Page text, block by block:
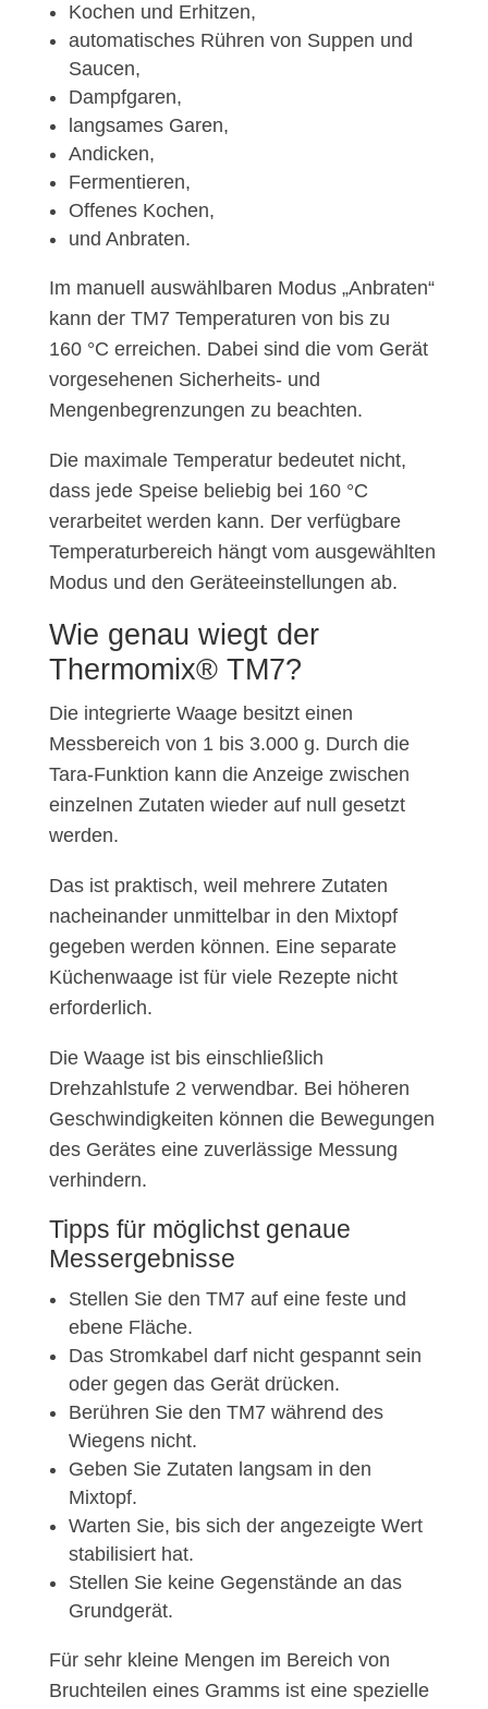
Kochen und Erhitzen,
automatisches Rühren von Suppen und
Saucen,
Dampfgaren,
langsames Garen,
Andicken,
Fermentieren,
Offenes Kochen,
und Anbraten.
Im manuell auswählbaren Modus „Anbraten“
kann der TM7 Temperaturen von bis zu
160 °C erreichen. Dabei sind die vom Gerät
vorgesehenen Sicherheits- und
Mengenbegrenzungen zu beachten.
Die maximale Temperatur bedeutet nicht,
dass jede Speise beliebig bei 160 °C
verarbeitet werden kann. Der verfügbare
Temperaturbereich hängt vom ausgewählten
Modus und den Geräteeinstellungen ab.
Wie genau wiegt der
Thermomix® TM7?
Die integrierte Waage besitzt einen
Messbereich von 1 bis 3.000 g. Durch die
Tara-Funktion kann die Anzeige zwischen
einzelnen Zutaten wieder auf null gesetzt
werden.
Das ist praktisch, weil mehrere Zutaten
nacheinander unmittelbar in den Mixtopf
gegeben werden können. Eine separate
Küchenwaage ist für viele Rezepte nicht
erforderlich.
Die Waage ist bis einschließlich
Drehzahlstufe 2 verwendbar. Bei höheren
Geschwindigkeiten können die Bewegungen
des Gerätes eine zuverlässige Messung
verhindern.
Tipps für möglichst genaue
Messergebnisse
Stellen Sie den TM7 auf eine feste und
ebene Fläche.
Das Stromkabel darf nicht gespannt sein
oder gegen das Gerät drücken.
Berühren Sie den TM7 während des
Wiegens nicht.
Geben Sie Zutaten langsam in den
Mixtopf.
Warten Sie, bis sich der angezeigte Wert
stabilisiert hat.
Stellen Sie keine Gegenstände an das
Grundgerät.
Für sehr kleine Mengen im Bereich von
Bruchteilen eines Gramms ist eine spezielle